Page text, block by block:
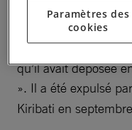
zélandais devant le
de l’ONU en
zélandaises
qu’il avait déposée
». Il a été expulsé
Kiribati en
Paramètres des
cookies